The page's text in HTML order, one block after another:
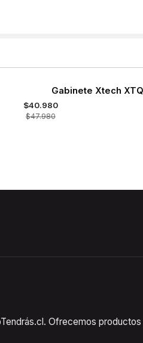
Gabinete Xtech
$40.980
$47.980
Ofrecemos